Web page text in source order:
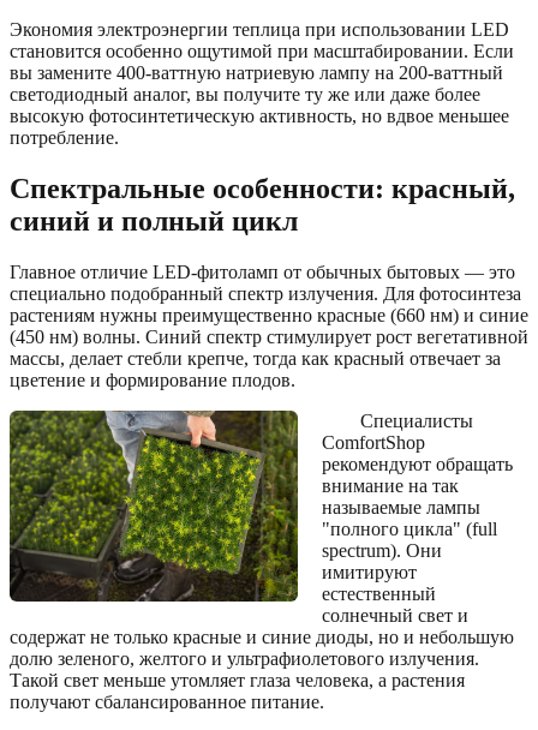
Экономия электроэнергии теплица при использовании LED
становится особенно ощутимой при масштабировании. Если
вы замените 400-ваттную натриевую лампу на 200-ваттный
светодиодный аналог, вы получите ту же или даже более
высокую фотосинтетическую активность, но вдвое меньшее
потребление.
Спектральные особенности: красный,
синий и полный цикл
Главное отличие LED-фитоламп от обычных бытовых — это
специально подобранный спектр излучения. Для фотосинтеза
растениям нужны преимущественно красные (660 нм) и синие
(450 нм) волны. Синий спектр стимулирует рост вегетативной
массы, делает стебли крепче, тогда как красный отвечает за
цветение и формирование плодов.
Специалисты
ComfortShop
рекомендуют обращать
внимание на так
называемые лампы
"полного цикла" (full
spectrum). Они
имитируют
естественный
солнечный свет и
содержат не только красные и синие диоды, но и небольшую
долю зеленого, желтого и ультрафиолетового излучения.
Такой свет меньше утомляет глаза человека, а растения
получают сбалансированное питание.